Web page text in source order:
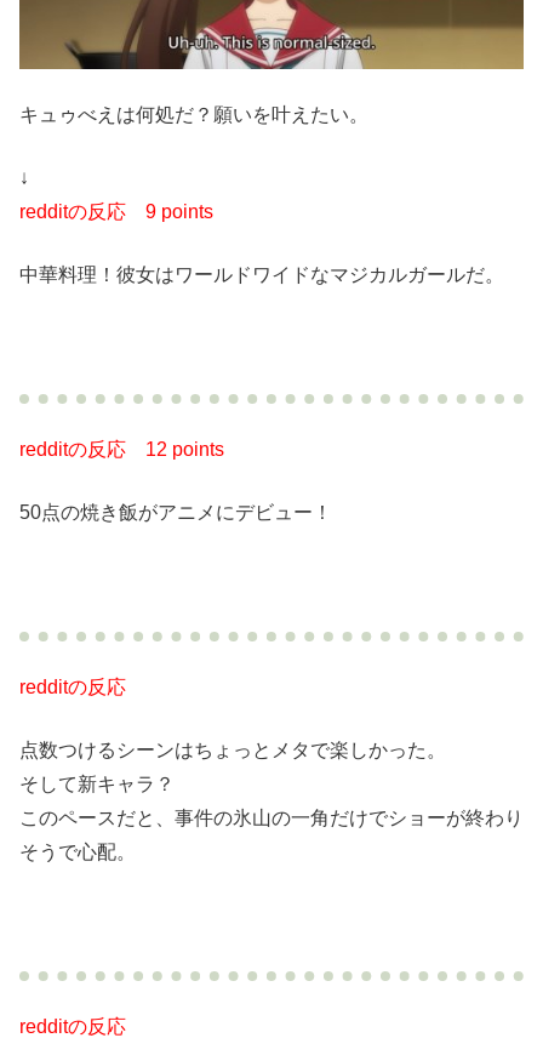
キュゥべえは何処だ？願いを叶えたい。
↓
redditの反応 9 points
中華料理！彼女はワールドワイドなマジカルガールだ。
redditの反応 12 points
50点の焼き飯がアニメにデビュー！
redditの反応
点数つけるシーンはちょっとメタで楽しかった。
そして新キャラ？
このペースだと、事件の氷山の一角だけでショーが終わり
そうで心配。
redditの反応